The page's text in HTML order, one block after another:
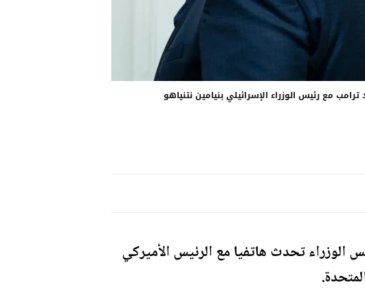
ترامب مع رئيس الوزراء الإسرائيلي بنيامين نتنياهو
الوزراء تحدث هاتفيا مع الرئيس الأميركي